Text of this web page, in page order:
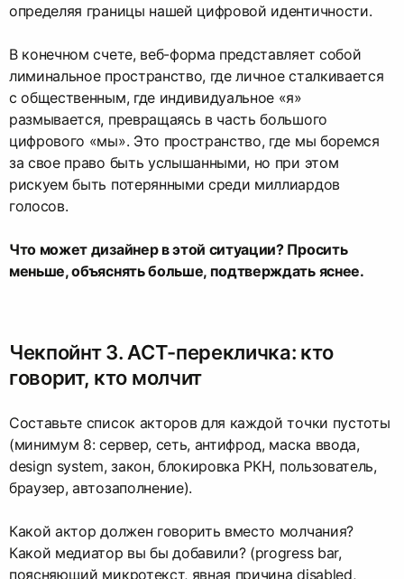
определяя границы нашей цифровой идентичности.
В конечном счете, веб-форма представляет собой
лиминальное пространство, где личное сталкивается
с общественным, где индивидуальное «я»
размывается, превращаясь в часть большого
цифрового «мы». Это пространство, где мы боремся
за свое право быть услышанными, но при этом
рискуем быть потерянными среди миллиардов
голосов.
Что может дизайнер в этой ситуации? Просить
меньше, объяснять больше, подтверждать яснее.
Чекпойнт 3. АСТ-перекличка: кто
говорит, кто молчит
Составьте список акторов для каждой точки пустоты
(минимум 8: сервер, сеть, антифрод, маска ввода,
design system, закон, блокировка РКН, пользователь,
браузер, автозаполнение).
Какой актор должен говорить вместо молчания?
Какой медиатор вы бы добавили? (progress bar,
поясняющий микротекст, явная причина disabled,